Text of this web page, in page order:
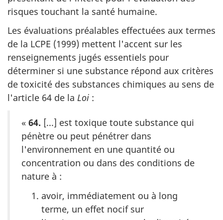
risques touchant la santé humaine.
Les évaluations préalables effectuées aux termes
de la LCPE (1999) mettent l'accent sur les
renseignements jugés essentiels pour
déterminer si une substance répond aux critères
de toxicité des substances chimiques au sens de
l'article 64 de la Loi :
« 64. [...] est toxique toute substance qui
pénètre ou peut pénétrer dans
l'environnement en une quantité ou
concentration ou dans des conditions de
nature à :
avoir, immédiatement ou à long
terme, un effet nocif sur